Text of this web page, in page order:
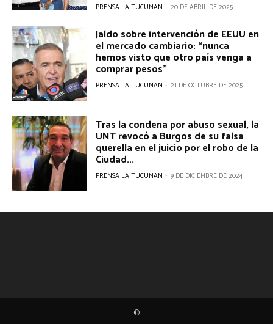
PRENSA LA TUCUMAN - 20 DE ABRIL DE 2025
Jaldo sobre intervención de EEUU en
el mercado cambiario: “nunca
hemos visto que otro país venga a
comprar pesos”
PRENSA LA TUCUMAN - 21 DE OCTUBRE DE 2025
Tras la condena por abuso sexual, la
UNT revocó a Burgos de su falsa
querella en el juicio por el robo de la
Ciudad...
PRENSA LA TUCUMAN - 9 DE DICIEMBRE DE 2024
©